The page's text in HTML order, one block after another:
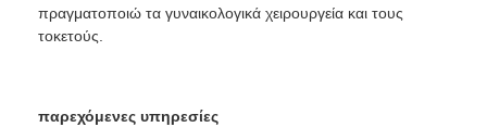
πραγματοποιώ τα γυναικολογικά χειρουργεία και τους
τοκετούς.
παρεχόμενες υπηρεσίες